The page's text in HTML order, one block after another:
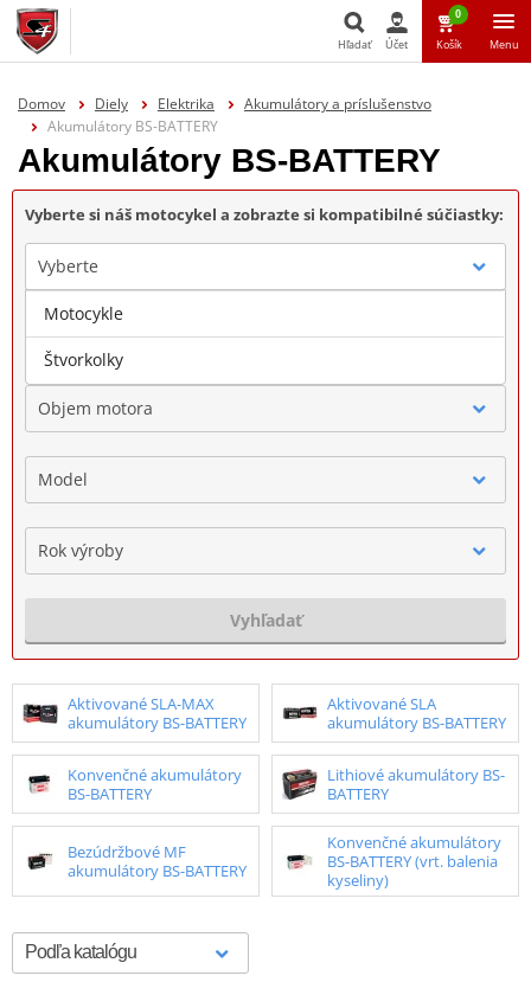
Hľadať Účet
0
Košík Menu
Domov Diely Elektrika
Akumulátory a príslušenstvo
Akumulátory BS-BATTERY
Akumulátory BS-BATTERY
Vyberte si náš motocykel a zobrazte si kompatibilné súčiastky:
Vyberte
Značka
Objem motora
Model
Rok výroby
Vyhľadať
Aktivované SLA-MAX
akumulátory BS-BATTERY
Aktivované SLA
akumulátory BS-BATTERY
Konvenčné akumulátory
BS-BATTERY
Lithiové akumulátory BS-
BATTERY
Bezúdržbové MF
akumulátory BS-BATTERY
Konvenčné akumulátory
BS-BATTERY (vrt. balenia
kyseliny)
Motocykle
Štvorkolky